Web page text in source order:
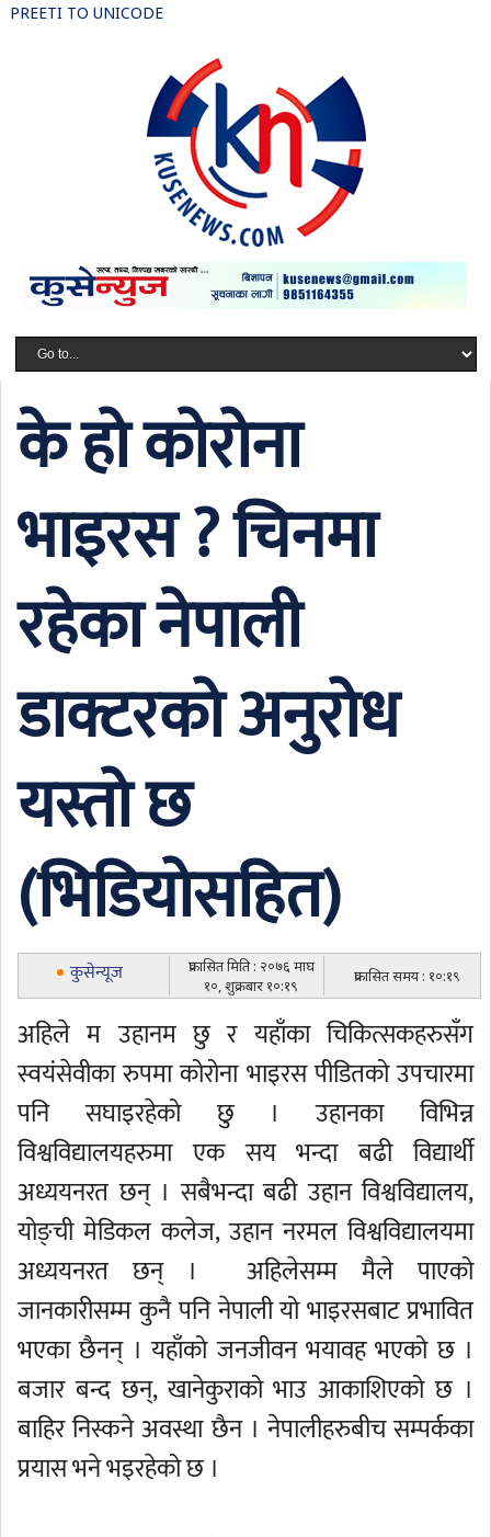
PREETI TO UNICODE
के हो कोरोना
भाइरस ? चिनमा
रहेका नेपाली
डाक्टरको अनुरोध
यस्तो छ
(भिडियोसहित)
कुसेन्यूज
प्रकासित मिति : २०७६ माघ
१०, शुक्रबार १०:१९
प्रकासित समय : १०:१९
अहिले म उहानम छु र यहाँका चिकित्सकहरुसँग
स्वयंसेवीका रुपमा कोरोना भाइरस पीडितको उपचारमा
पनि सघाइरहेको छु । उहानका विभिन्न
विश्वविद्यालयहरुमा एक सय भन्दा बढी विद्यार्थी
अध्ययनरत छन् । सबैभन्दा बढी उहान विश्वविद्यालय,
योङ्ची मेडिकल कलेज, उहान नरमल विश्वविद्यालयमा
अध्ययनरत छन् । अहिलेसम्म मैले पाएको
जानकारीसम्म कुनै पनि नेपाली यो भाइरसबाट प्रभावित
भएका छैनन् । यहाँको जनजीवन भयावह भएको छ ।
बजार बन्द छन्, खानेकुराको भाउ आकाशिएको छ ।
बाहिर निस्कने अवस्था छैन । नेपालीहरुबीच सम्पर्कका
प्रयास भने भइरहेको छ ।